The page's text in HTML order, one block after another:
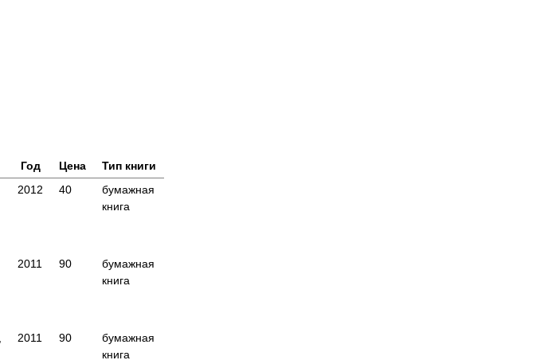
Год Цена
Тип книги
2012 40
бумажная
книга
2011 90
бумажная
книга
2011 90
бумажная
книга